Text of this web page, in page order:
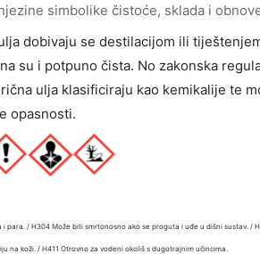
simbolike čistoće, sklada i
dobivaju se destilacijom ili
su i potpuno čista. No zakonska
ulja klasificiraju kao kemikalije te
opasnosti.
para. / H304 Može biti smrtonosno ako se proguta i uđe u dišni sustav. /
na koži. / H411 Otrovno za vodeni okoliš s dugotrajnim učincima.